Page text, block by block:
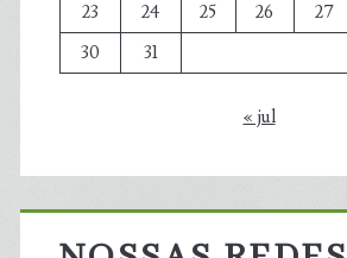
23
24 25 26 27
30
31
« jul